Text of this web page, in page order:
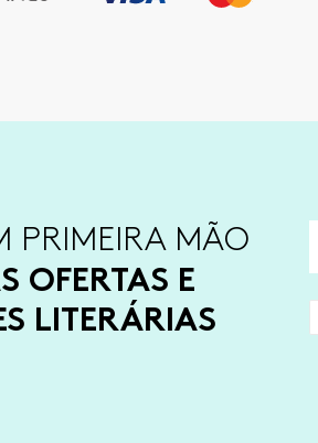
PRIMEIRA MÃO
OFERTAS E
LITERÁRIAS